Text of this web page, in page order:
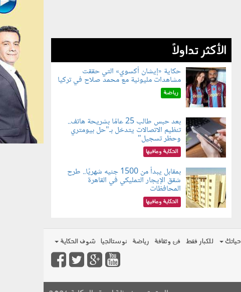
الأكثر تداولاً
080802.jpg
حكاية «إيشان أكسوي» التي حققت
مشاهدات مليونية مع محمد صلاح في تركيا
رياضة
080803.jpg
بعد حبس طالب 25 عامًا بشريحة هاتف..
تنظيم الاتصالات يتدخل بـ"حل بيومتري
وحظر تسجيل"
الحكاية ومافيها
080801.jpg
بمقابل يبدأ من 1500 جنيه شهريًا.. طرح
شقق الإيجار التمليكي في القاهرة
المحافظات
الحكاية ومافيها
حياتك للكبار فقط فن وثقافة رياضة نوستالجيا شوف الحكاية